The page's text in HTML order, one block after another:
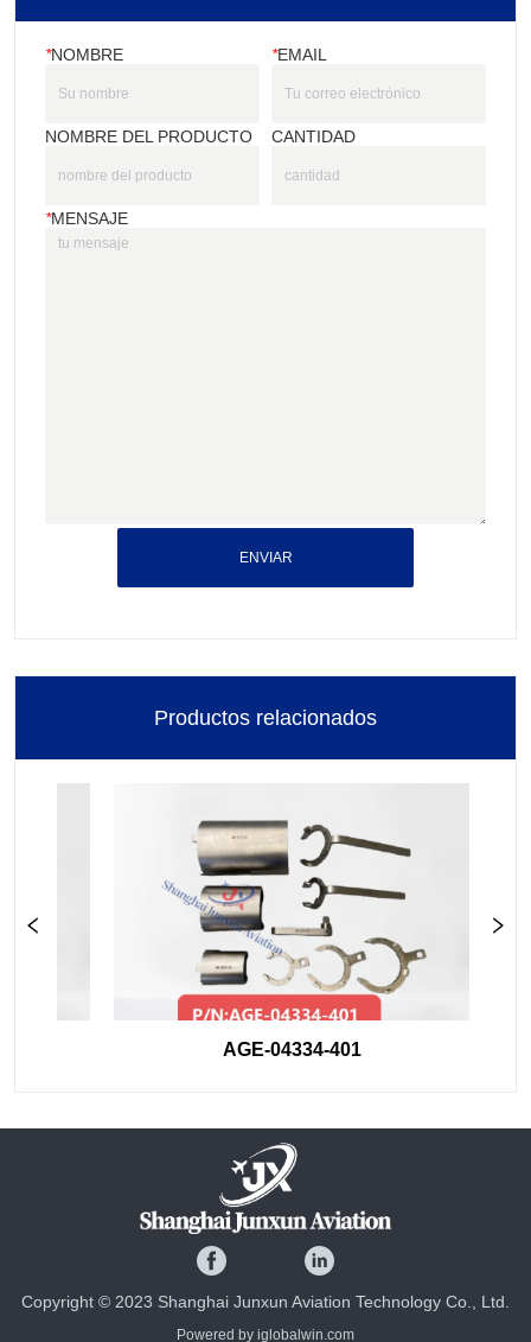
*NOMBRE *EMAIL
NOMBRE DEL PRODUCTO CANTIDAD
*MENSAJE
ENVIAR
Productos relacionados
AGE-04334-401
Copyright © 2023 Shanghai Junxun Aviation Technology Co., Ltd.
Powered by iglobalwin.com